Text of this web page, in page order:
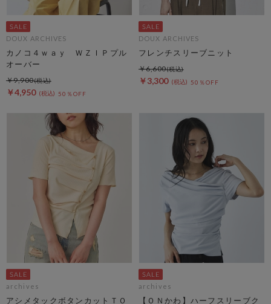
DOUX ARCHIVES
カノコ４ｗａｙ ＷＺＩＰプル
オーバー
￥4,950 50％OFF
￥9,900
DOUX ARCHIVES
フレンチスリーブニット
￥3,300 50％OFF
￥6,600
archives
アシメタックボタンカットＴＯ
archives
【ＯＮかわ】ハーフスリーブク